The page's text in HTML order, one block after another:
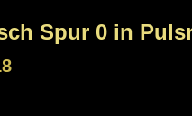
Spur 0 in